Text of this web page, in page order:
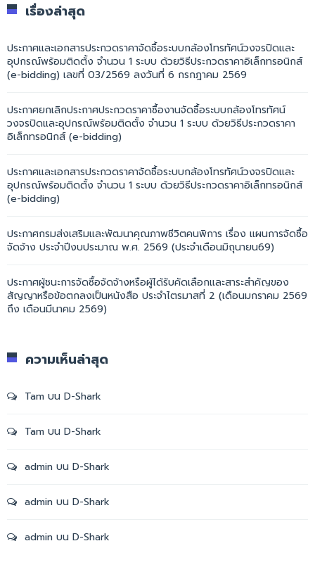
เรื่องล่าสุด
ประกาศและเอกสารประกวดราคาจัดซื้อระบบกล้องโทรทัศน์วงจรปิดและ
อุปกรณ์พร้อมติดตั้ง จำนวน 1 ระบบ ด้วยวิธีประกวดราคาอิเล็กทรอนิกส์
(e-bidding) เลขที่ 03/2569 ลงวันที่ 6 กรกฎาคม 2569
ประกาศยกเลิกประกาศประกวดราคาซื้องานจัดซื้อระบบกล้องโทรทัศน์
วงจรปิดและอุปกรณ์พร้อมติดตั้ง จำนวน 1 ระบบ ด้วยวิธีประกวดราคา
อิเล็กทรอนิกส์ (e-bidding)
ประกาศและเอกสารประกวดราคาจัดซื้อระบบกล้องโทรทัศน์วงจรปิดและ
อุปกรณ์พร้อมติดตั้ง จำนวน 1 ระบบ ด้วยวิธีประกวดราคาอิเล็กทรอนิกส์
(e-bidding)
ประกาศกรมส่งเสริมและพัฒนาคุณภาพชีวิตคนพิการ เรื่อง แผนการจัดซื้อ
จัดจ้าง ประจำปีงบประมาณ พ.ศ. 2569 (ประจำเดือนมิถุนายน69)
ประกาศผู้ชนะการจัดซื้อจัดจ้างหรือผู้ได้รับคัดเลือกและสาระสำคัญของ
สัญญาหรือข้อตกลงเป็นหนังสือ ประจำไตรมาสที่ 2 (เดือนมกราคม 2569
ถึง เดือนมีนาคม 2569)
ความเห็นล่าสุด
Tam บน D-Shark
Tam บน D-Shark
admin บน D-Shark
admin บน D-Shark
admin บน D-Shark